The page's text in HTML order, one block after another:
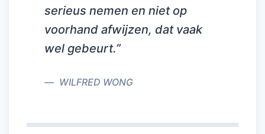
serieus nemen en niet op
voorhand afwijzen, dat vaak
wel gebeurt.”
WILFRED WONG